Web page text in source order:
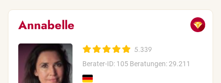
Annabelle
5.339
Berater-ID: 105 Beratungen: 29.211